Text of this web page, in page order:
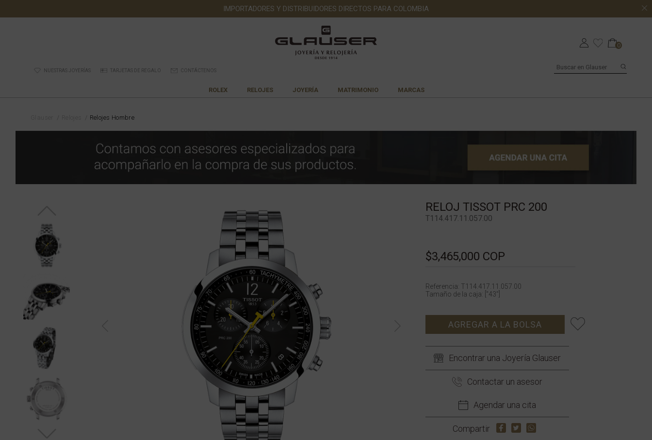
IMPORTADORES Y DISTRIBUIDORES DIRECTOS PARA COLOMBIA
0
NUESTRAS JOYERÍAS TARJETAS DE REGALO CONTÁCTENOS
ROLEX RELOJES JOYERÍA MATRIMONIO MARCAS
Relojes Hombre
RELOJ TISSOT PRC 200
T114.417.11.057.00
$3,465,000 COP
Referencia: T114.417.11.057.00
Tamaño de la caja: ["43"]
AGREGAR A LA BOLSA
Encontrar una Joyería Glauser
Contactar un asesor
Agendar una cita
Compartir